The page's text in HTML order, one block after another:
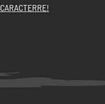
CARACTERRE!